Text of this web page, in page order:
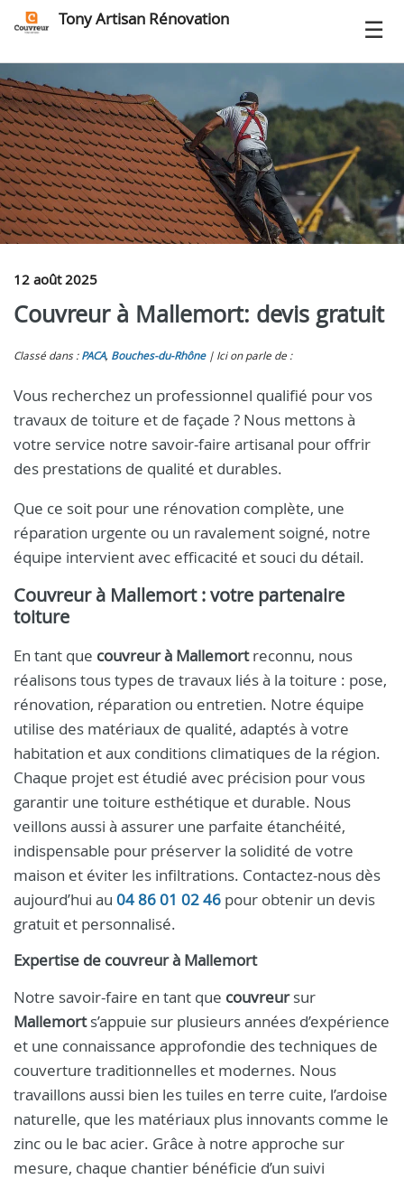
Tony Artisan Rénovation
12 août 2025
Couvreur à Mallemort: devis gratuit
Classé dans : PACA, Bouches-du-Rhône Ici on parle de :
Vous recherchez un professionnel qualifié pour vos
travaux de toiture et de façade ? Nous mettons à
votre service notre savoir-faire artisanal pour offrir
des prestations de qualité et durables.
Que ce soit pour une rénovation complète, une
réparation urgente ou un ravalement soigné, notre
équipe intervient avec efficacité et souci du détail.
Couvreur à Mallemort: votre partenaire
toiture
En tant que couvreur à Mallemortreconnu, nous
réalisons tous types de travaux liés à la toiture : pose,
rénovation, réparation ou entretien. Notre équipe
utilise des matériaux de qualité, adaptés à votre
habitation et aux conditions climatiques de la région.
Chaque projet est étudié avec précision pour vous
garantir une toiture esthétique et durable. Nous
veillons aussi à assurer une parfaite étanchéité,
indispensable pour préserver la solidité de votre
maison et éviter les infiltrations. Contactez-nous dès
aujourd’hui au 04 86 01 02 46 pour obtenir un devis
gratuit et personnalisé.
Expertise de couvreurà Mallemort
Notre savoir-faire en tant que couvreursur
Mallemorts’appuie sur plusieurs années d’expérience
et une connaissance approfondie des techniques de
couverture traditionnelles et modernes. Nous
travaillons aussi bien les tuiles en terre cuite, l’ardoise
naturelle, que les matériaux plus innovants comme le
zinc ou le bac acier. Grâce à notre approche sur
mesure, chaque chantier bénéficie d’un suivi